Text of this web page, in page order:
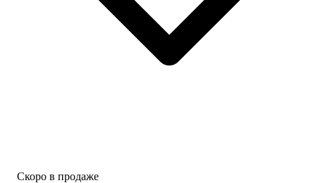
Скоро в продаже